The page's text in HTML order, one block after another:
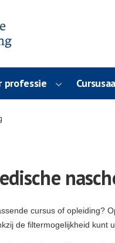
professie
cursus of opleiding?
de filtermogelijkheid kunt